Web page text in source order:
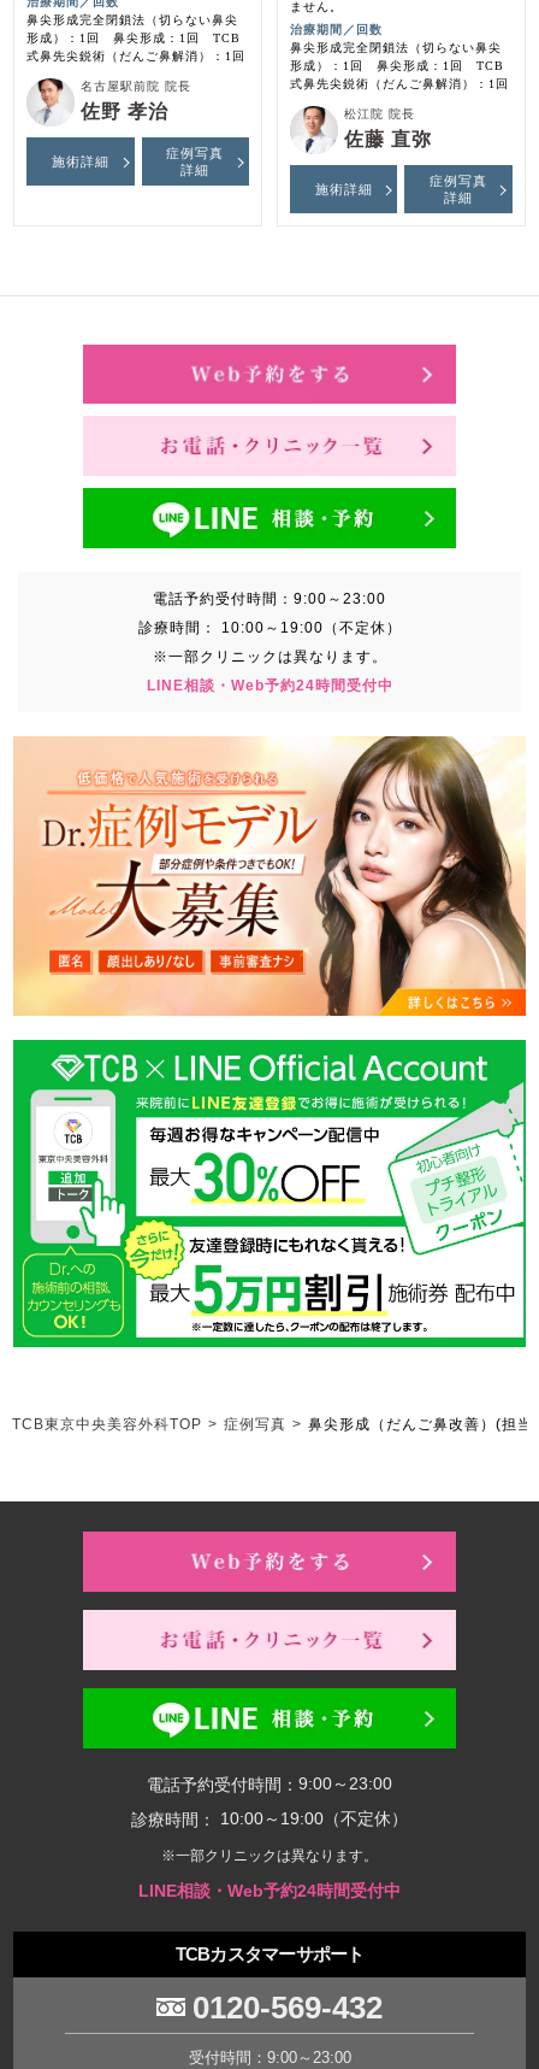
鼻尖形成完全閉鎖法（切らない鼻尖
形成）：1回 鼻尖形成：1回 TCB
式鼻先尖鋭術（だんご鼻解消）：1回
名古屋駅前院 院長
佐野 孝治
施術詳細
症例写真
詳細
ません。
治療期間／回数
鼻尖形成完全閉鎖法（切らない鼻尖
形成）：1回 鼻尖形成：1回 TCB
式鼻先尖鋭術（だんご鼻解消）：1回
松江院 院長
佐藤 直弥
施術詳細
症例写真
詳細
電話予約受付時間： 9:00～23:00
診療時間：
10:00～19:00（不定休）
※一部クリニックは異なります。
LINE相談・Web予約24時間受付中
TCB東京中央美容外科TOP > 症例写真 > 鼻尖形成（だんご鼻改善） (担当
電話予約受付時間： 9:00～23:00
診療時間：
10:00～19:00（不定休）
※一部クリニックは異なります。
LINE相談・Web予約24時間受付中
TCBカスタマーサポート
0120-569-432
受付時間：9:00～23:00